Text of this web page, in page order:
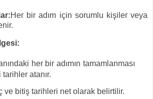
Her bir adım için sorumlu kişiler veya
her bir adımın tamamlanması
atanır.
ve bitiş tarihleri net olarak belirtilir.